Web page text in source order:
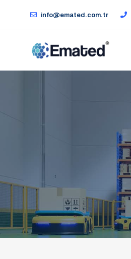
info@emated.com.tr